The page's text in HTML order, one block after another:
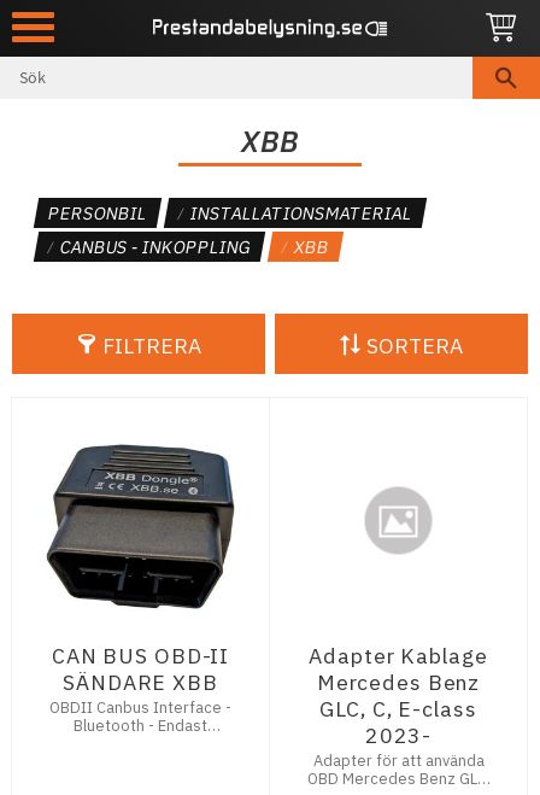
Meny
XBB
PERSONBIL
INSTALLATIONSMATERIAL
CANBUS - INKOPPLING
XBB
FILTRERA SORTERA
CAN BUS OBD-II
SÄNDARE XBB
OBDII Canbus Interface -
Bluetooth - Endast
Adapter Kablage
Mercedes Benz
GLC, C, E-class
2023-
Adapter för att använda
OBD Mercedes Benz GLC,